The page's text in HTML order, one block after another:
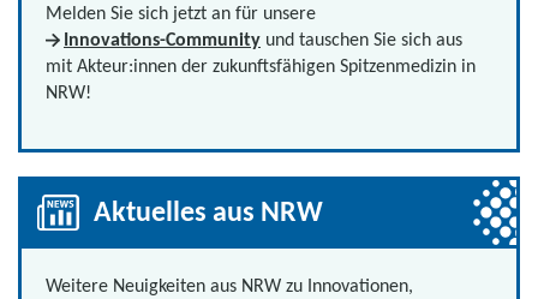
Melden Sie sich jetzt an für unsere
Innovations-Community und tauschen Sie sich aus
mit Akteur:innen der zukunftsfähigen Spitzenmedizin in
NRW!
Aktuelles aus NRW
Weitere Neuigkeiten aus NRW zu Innovationen,